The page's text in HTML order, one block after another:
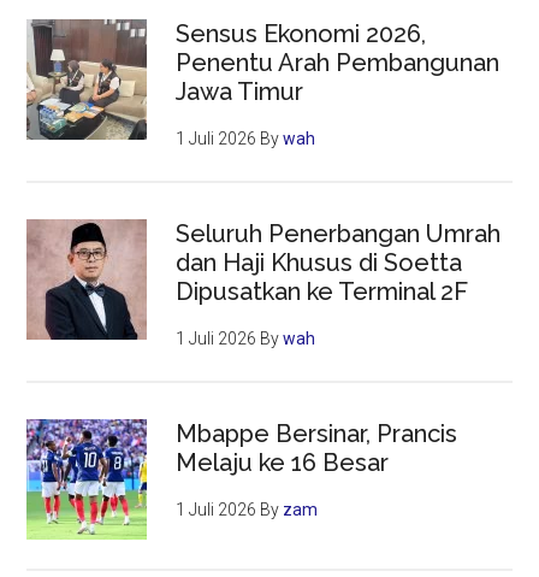
Sensus Ekonomi 2026,
Penentu Arah Pembangunan
Jawa Timur
1 Juli 2026 Bywah
Seluruh Penerbangan Umrah
dan Haji Khusus di Soetta
Dipusatkan ke Terminal 2F
1 Juli 2026 Bywah
Mbappe Bersinar, Prancis
Melaju ke 16 Besar
1 Juli 2026 By zam